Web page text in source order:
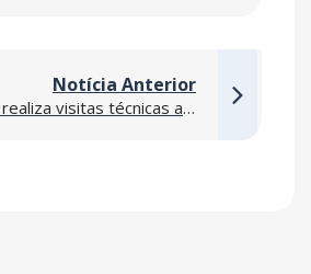
Notícia Anterior
Afonso França realiza visitas técnicas a Data Centers e obras de missão crítica nos Estados Unidos para ampliar inovação e excelência operacional